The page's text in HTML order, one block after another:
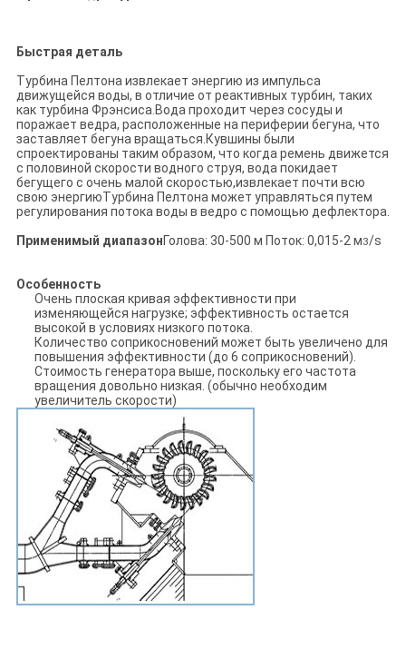
Быстрая деталь
Турбина Пелтона извлекает энергию из импульса
движущейся воды, в отличие от реактивных турбин, таких
как турбина Фрэнсиса.Вода проходит через сосуды и
поражает ведра, расположенные на периферии бегуна, что
заставляет бегуна вращаться.Кувшины были
спроектированы таким образом, что когда ремень движется
с половиной скорости водного струя, вода покидает
бегущего с очень малой скоростью,извлекает почти всю
свою энергиюТурбина Пелтона может управляться путем
регулирования потока воды в ведро с помощью дефлектора.
Применимый диапазонГолова: 30-500 м Поток: 0,015-2 м3/s
Особенность
Очень плоская кривая эффективности при
изменяющейся нагрузке; эффективность остается
высокой в условиях низкого потока.
Количество соприкосновений может быть увеличено для
повышения эффективности (до 6 соприкосновений).
Стоимость генератора выше, поскольку его частота
вращения довольно низкая. (обычно необходим
увеличитель скорости)